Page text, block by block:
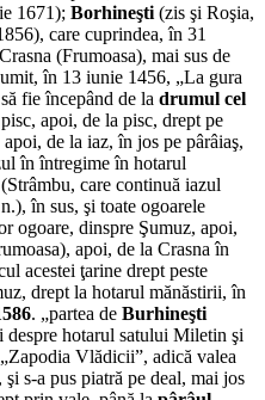
1671); Borhineşti (zis şi Roşia,
care cuprindea, în 31
(Frumoasa), mai sus de
în 13 iunie 1456, „La gura
fie începând de la drumul cel
apoi, de la pisc, drept pe
de la iaz, în jos pe pârâiaş,
în întregime în hotarul
care continuă iazul
în sus, şi toate ogoarele
ogoare, dinspre Şumuz, apoi,
apoi, de la Crasna în
acestei ţarine drept peste
drept la hotarul mănăstirii, în
. „partea de Burhineşti
despre hotarul satului Miletin şi
Vlădicii”, adică valea
s-a pus piatră pe deal, mai jos